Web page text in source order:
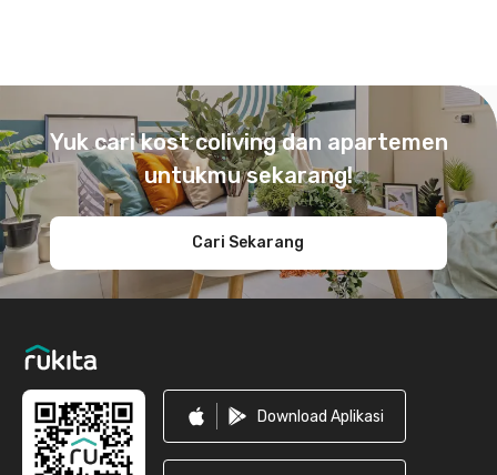
Yuk cari kost coliving dan apartemen
untukmu sekarang!
Cari Sekarang
Download Aplikasi